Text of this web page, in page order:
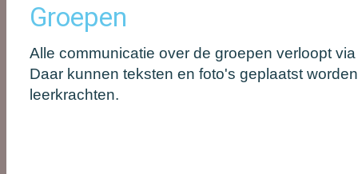
Groepen
Alle communicatie over de groepen verloopt
Daar kunnen teksten en foto's geplaatst
leerkrachten.